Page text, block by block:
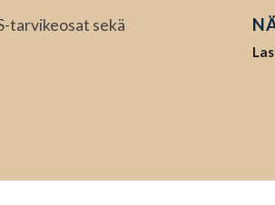
tarvikeosat sekä